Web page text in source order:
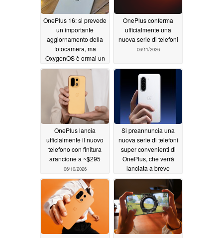
OnePlus 16: si prevede
un importante
aggiornamento della
fotocamera, ma
OxygenOS è ormai un
progetto fallito07/05/2026
OnePlus conferma
ufficialmente una
nuova serie di telefoni
06/11/2026
OnePlus lancia
ufficialmente il nuovo
telefono con finitura
arancione a ~$295
06/10/2026
Si preannuncia una
nuova serie di telefoni
super convenienti di
OnePlus, che verrà
lanciata a breve
06/09/2026